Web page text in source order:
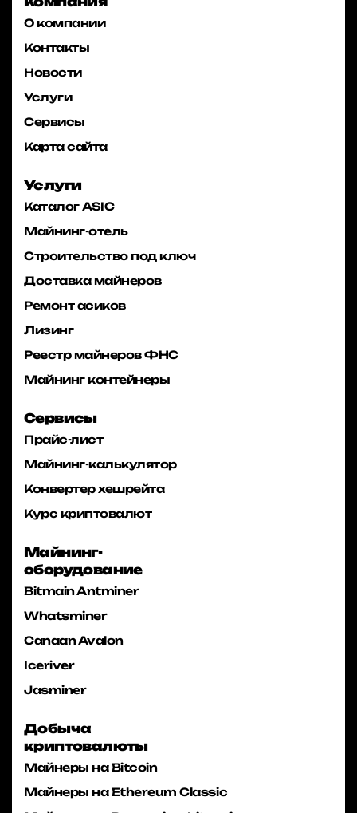
О компании
Контакты
Новости
Услуги
Сервисы
Карта сайта
Услуги
Каталог ASIC
Майнинг-отель
Строительство под ключ
Доставка майнеров
Ремонт асиков
Лизинг
Реестр майнеров ФНС
Майнинг контейнеры
Сервисы
Прайс-лист
Майнинг-калькулятор
Конвертер хешрейта
Курс криптовалют
Майнинг-
оборудование
Bitmain Antminer
Whatsminer
Canaan Avalon
Iceriver
Jasminer
Добыча
криптовалюты
Майнеры на Bitcoin
Майнеры на Ethereum Classic